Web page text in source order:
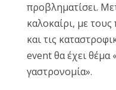
προβληματίσει.
καλοκαίρι, με
και τις
event θα έχει θέμα
γαστρονομία».